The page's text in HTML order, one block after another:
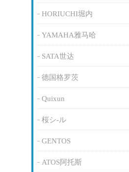
HORIUCHI堀内
YAMAHA雅马哈
SATA世达
德国格罗茨
Quixun
桜シ-ル
GENTOS
ATOS阿托斯